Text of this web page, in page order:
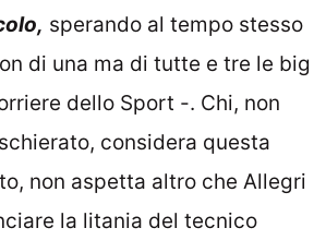
sperando al tempo stesso
di una ma di tutte e tre le big
dello Sport -. Chi, non
considera questa
non aspetta altro che Allegri
la litania del tecnico